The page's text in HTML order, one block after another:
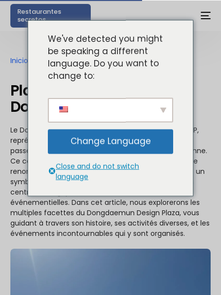
Restaurantes
secretos
Inicio Plaza del Diseño de Dongdaemun
Plaza del Diseño de
Dongdaemun
Le Dongdaemun Design Plaza, souvent abrégé en DDP,
représente un point de rencontre fascinant entre le
passé, le présent et le futur de la capitale sud-coréenne.
Ce complexe ultramoderne, conçu par l’architecte de
renommée mondiale Zaha Hadid, est non seulement un
symbole de la créativité architecturale mais aussi un
centre névralgique d’activités culturelles et
événementielles. Dans cet article, nous explorerons les
multiples facettes du Dongdaemun Design Plaza, vous
guidant à travers son histoire, ses activités diverses, et les
événements incontournables qui y sont organisés.
We've detected you might
be speaking a different
language. Do you want to
change to:
Change Language
Close and do not switch
language